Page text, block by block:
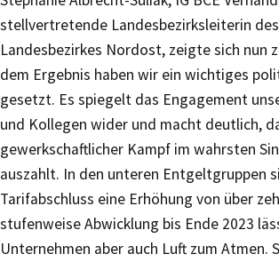
stellvertretende Landesbezirksleiterin des
Landesbezirkes Nordost, zeigte sich nun
dem Ergebnis haben wir ein wichtiges
gesetzt. Es spiegelt das Engagement
und Kollegen wider und macht deutlich,
gewerkschaftlicher Kampf im wahrsten
auszahlt. In den unteren Entgeltgruppen
Tarifabschluss eine Erhöhung von über
stufenweise Abwicklung bis Ende 2023
Unternehmen aber auch Luft zum Atmen.